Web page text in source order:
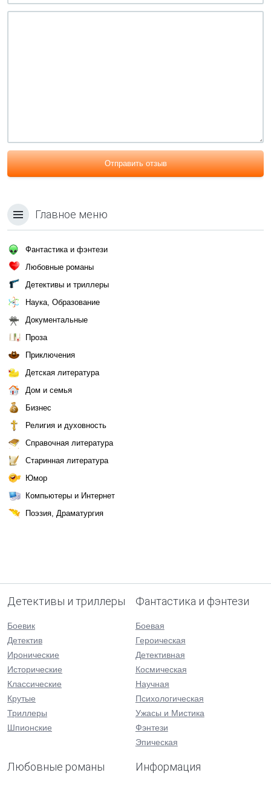
Отправить отзыв
Главное меню
Фантастика и фэнтези
Любовные романы
Детективы и триллеры
Наука, Образование
Документальные
Проза
Приключения
Детская литература
Дом и семья
Бизнес
Религия и духовность
Справочная литература
Старинная литература
Юмор
Компьютеры и Интернет
Поэзия, Драматургия
Детективы и триллеры
Боевик
Детектив
Иронические
Исторические
Классические
Крутые
Триллеры
Шпионские
Фантастика и фэнтези
Боевая
Героическая
Детективная
Космическая
Научная
Психологическая
Ужасы и Мистика
Фэнтези
Эпическая
Любовные романы Информация